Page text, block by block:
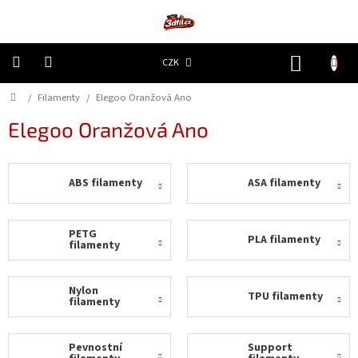
CZK
díly
ceny
Domů
/ Filamenty / Elegoo Oranžová Ano
Elegoo Oranžová Ano
ABS filamenty ASA filamenty
PETG
filamenty PLA filamenty
Nylon
filamenty TPU filamenty
Pevnostní Support